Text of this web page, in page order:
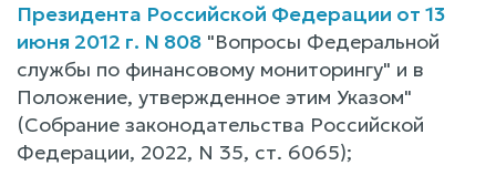
Президента Российской Федерации от 13
июня 2012 г. N 808 "Вопросы Федеральной
службы по финансовому мониторингу" и в
Положение, утвержденное этим Указом"
(Собрание законодательства Российской
Федерации, 2022, N 35, ст. 6065);